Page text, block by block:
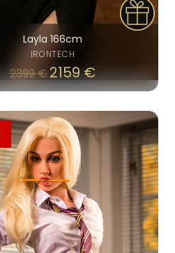
Layla 166cm
IRONTECH
2399€2159€